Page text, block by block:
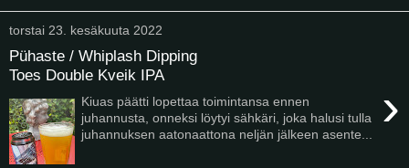
torstai 23. kesäkuuta 2022
Pühaste / Whiplash Dipping
Toes Double Kveik IPA
›
Kiuas päätti lopettaa toimintansa ennen
juhannusta, onneksi löytyi sähkäri, joka halusi tulla
juhannuksen aatonaattona neljän jälkeen asente...